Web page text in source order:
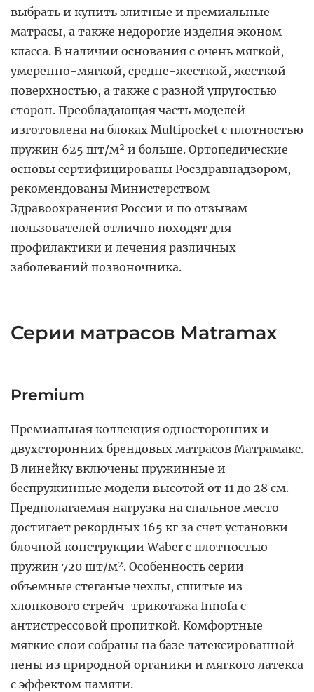
выбрать и купить элитные и премиальные
матрасы, а также недорогие изделия эконом-
класса. В наличии основания с очень мягкой,
умеренно-мягкой, средне-жесткой, жесткой
поверхностью, а также с разной упругостью
сторон. Преобладающая часть моделей
изготовлена на блоках Multipocket с плотностью
пружин 625 шт/м² и больше. Ортопедические
основы сертифицированы Росздравнадзором,
рекомендованы Министерством
Здравоохранения России и по отзывам
пользователей отлично походят для
профилактики и лечения различных
заболеваний позвоночника.
Серии матрасов Matramax
Premium
Премиальная коллекция односторонних и
двухсторонних брендовых матрасов Матрамакс.
В линейку включены пружинные и
беспружинные модели высотой от 11 до 28 см.
Предполагаемая нагрузка на спальное место
достигает рекордных 165 кг за счет установки
блочной конструкции Waber с плотностью
пружин 720 шт/м². Особенность серии –
объемные стеганые чехлы, сшитые из
хлопкового стрейч-трикотажа Innofa с
антистрессовой пропиткой. Комфортные
мягкие слои собраны на базе латексированной
пены из природной органики и мягкого латекса
с эффектом памяти.